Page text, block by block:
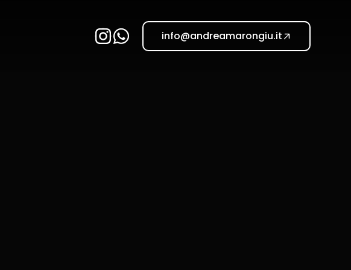
info@andreamarongiu.it